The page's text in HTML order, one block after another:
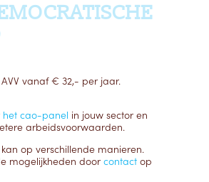
vanaf € 32,- per jaar.
het cao-panel in jouw sector en
arbeidsvoorwaarden.
op verschillende manieren.
mogelijkheden door contact op